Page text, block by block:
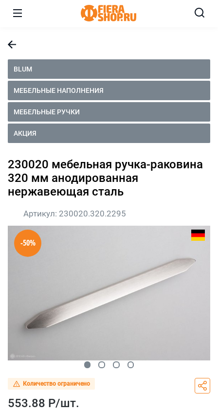
BLUM
МЕБЕЛЬНЫЕ НАПОЛНЕНИЯ
МЕБЕЛЬНЫЕ РУЧКИ
АКЦИЯ
230020 мебельная ручка-раковина
320 мм анодированная
нержавеющая сталь
Артикул: 230020.320.2295
-50%
Количество ограничено
553.88 Р/шт.